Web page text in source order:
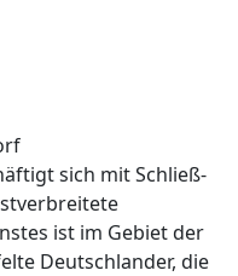
sich mit Schließ-
ist im Gebiet der
Deutschlander, die